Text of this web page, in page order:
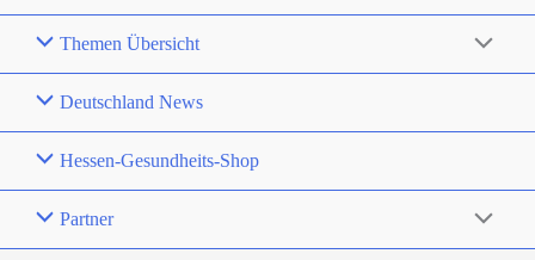
Themen Übersicht
Deutschland News
Hessen-Gesundheits-Shop
Partner